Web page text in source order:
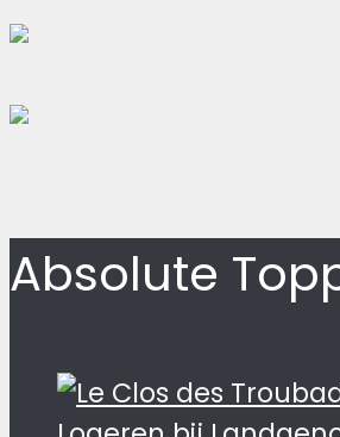
Absolute